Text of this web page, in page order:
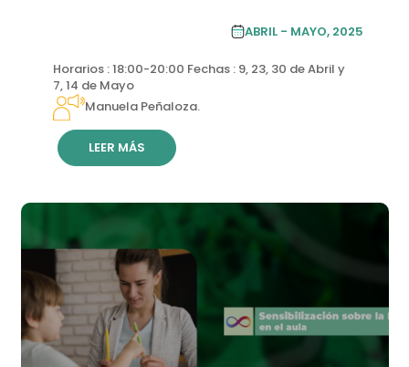
ABRIL - MAYO, 2025
Horarios : 18:00-20:00 Fechas : 9, 23, 30 de Abril y
7, 14 de Mayo
Manuela Peñaloza.
LEER MÁS